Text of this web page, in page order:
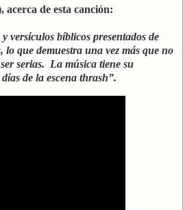
de esta canción:
versículos bíblicos presentados de
que demuestra una vez más que no
serias. La música tiene su
de la escena thrash”.